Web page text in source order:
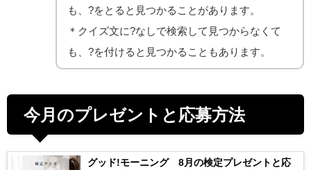
も、?をとると見つかることがあります。
＊クイズ文に?なしで検索して見つからなくて
も、?を付けると見つかることもあります。
今月のプレゼントと応募方法
グッド!モーニング 8月の検定プレゼントと応